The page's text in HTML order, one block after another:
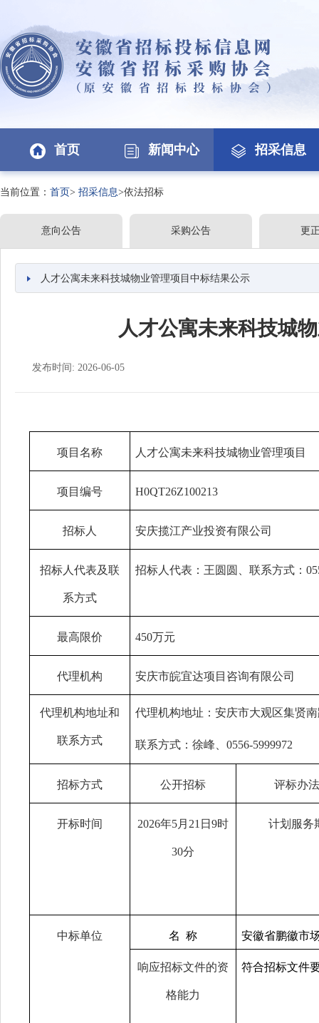
首页 新闻中心 招采信息
当前位置： 首页> 招采信息>依法招标
意向公告 采购公告 更
人才公寓未来科技城物业管理项目中标结果公示
人才公寓未来科技城
发布时间: 2026-06-05
项目名称 人才公寓未来科技城物业管理项目
项目编号 H0QT26Z100213
招标人 安庆揽江产业投资有限公司
招标人代表及联
系方式
招标人代表：王圆圆、联系方式：
最高限价 450万元
代理机构 安庆市皖宜达项目咨询有限公司
代理机构地址和
联系方式
代理机构地址：安庆市大观区集贤
联系方式：徐峰、0556-5999972
招标方式 公开招标 评标办法
开标时间 2026年5月21日9时
30分
计划服务
中标单位 名 称 安徽省鹏徽市
响应招标文件的资
格能力
符合招标文件